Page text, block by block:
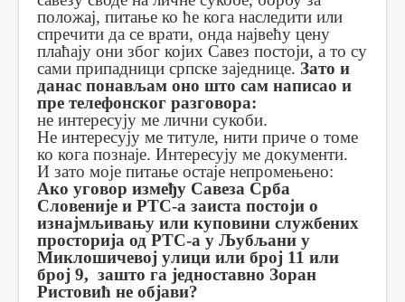
положај, питање ко ће кога наследити или
спречити да се врати, онда највећу цену
плаћају они због којих Савез постоји, а то су
сами припадници српске заједнице. Зато и
данас понављам оно што сам написао и
пре телефонског разговора:
не интересују ме лични сукоби.
Не интересују ме титуле, нити приче о томе
ко кога познаје. Интересују ме документи.
И зато моје питање остаје непромењено:
Ако уговор између Савеза Срба
Словеније и РТС-а заиста постоји о
изнајмљивању или куповини службених
просторија од РТС-а у Љубљани у
Миклошичевој улици или број 11 или
број 9, зашто га једноставно Зоран
Ристовић не објави?